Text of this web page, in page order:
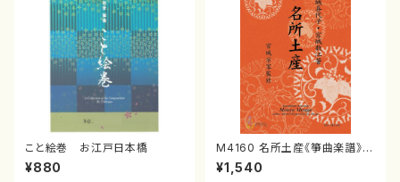
こと絵巻 お江戸日本橋
¥880
M4160 名所土産《箏曲楽譜》
（箏/宮城喜代子・宮城数江著・
宮城宗家監修/箏曲古典楽譜）
¥1,540